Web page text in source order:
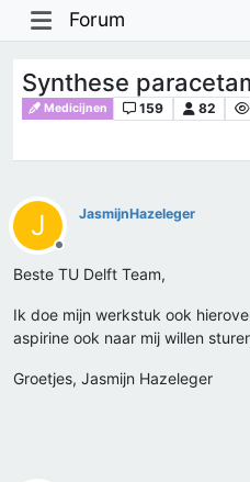
Forum
Synthese
Medicijnen 159 82
J
Offline
JasmijnHazeleger
Beste TU Delft Team,
Ik doe mijn werkstuk ook
aspirine ook naar mij willen
Groetjes, Jasmijn Hazeleger